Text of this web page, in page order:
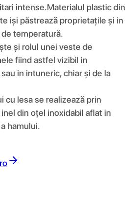
intense.Materialul plastic din
iși păstrează proprietațile și in
temperatură.
și rolul unei veste de
fiind astfel vizibil in
in intuneric, chiar și de la
cu lesa se realizează prin
din oțel inoxidabil aflat in
hamului.